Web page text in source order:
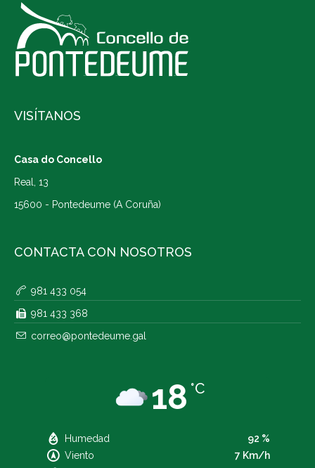
VISÍTANOS
Casa do Concello
Real, 13
15600 - Pontedeume (A Coruña)
CONTACTA CON NOSOTROS
981 433 054
981 433 368
correo@pontedeume.gal
18 °C
Humedad
92 %
Viento
7 Km/h